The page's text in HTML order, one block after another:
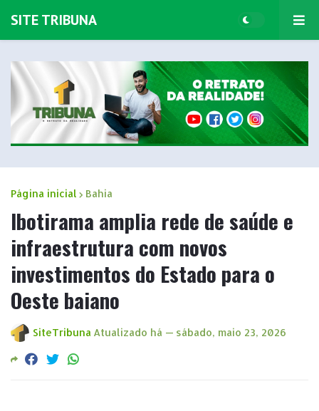
SITE TRIBUNA
Página inicial Bahia
Ibotirama amplia rede de saúde e
infraestrutura com novos
investimentos do Estado para o
Oeste baiano
SiteTribuna Atualizado há — sábado, maio 23, 2026